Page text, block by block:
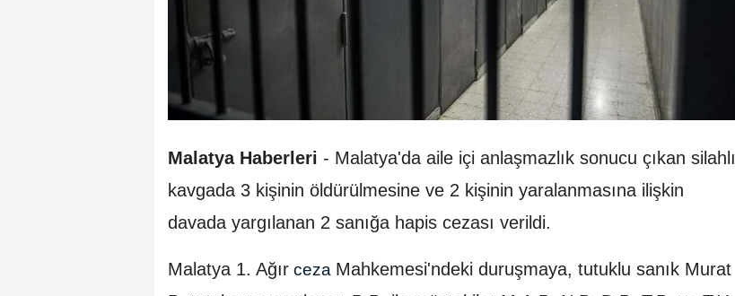
Malatya Haberleri - Malatya'da aile içi anlaşmazlık sonucu çıkan silahlı
kavgada 3 kişinin öldürülmesine ve 2 kişinin yaralanmasına ilişkin
davada yargılanan 2 sanığa hapis cezası verildi.
Malatya 1. Ağır ceza Mahkemesi'ndeki duruşmaya, tutuklu sanık Murat